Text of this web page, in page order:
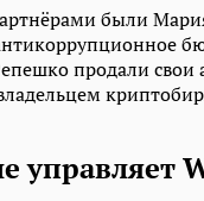
были
продали свои
управляет